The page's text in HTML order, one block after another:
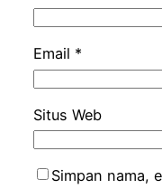
Email *
Situs Web
Simpan nama,